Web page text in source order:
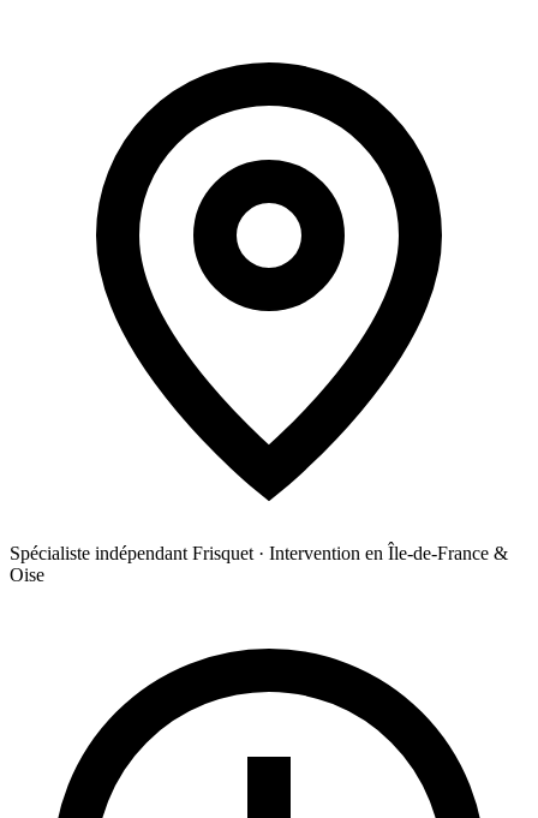
Spécialiste indépendant Frisquet · Intervention en Île-de-France &
Oise